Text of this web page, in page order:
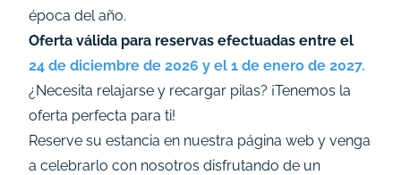
época del año.
Oferta válida para reservas efectuadas entre el
24 de diciembre de 2026 y el 1 de enero de 2027.
¿Necesita relajarse y recargar pilas? ¡Tenemos la
oferta perfecta para ti!
Reserve su estancia en nuestra página web y venga
a celebrarlo con nosotros disfrutando de un